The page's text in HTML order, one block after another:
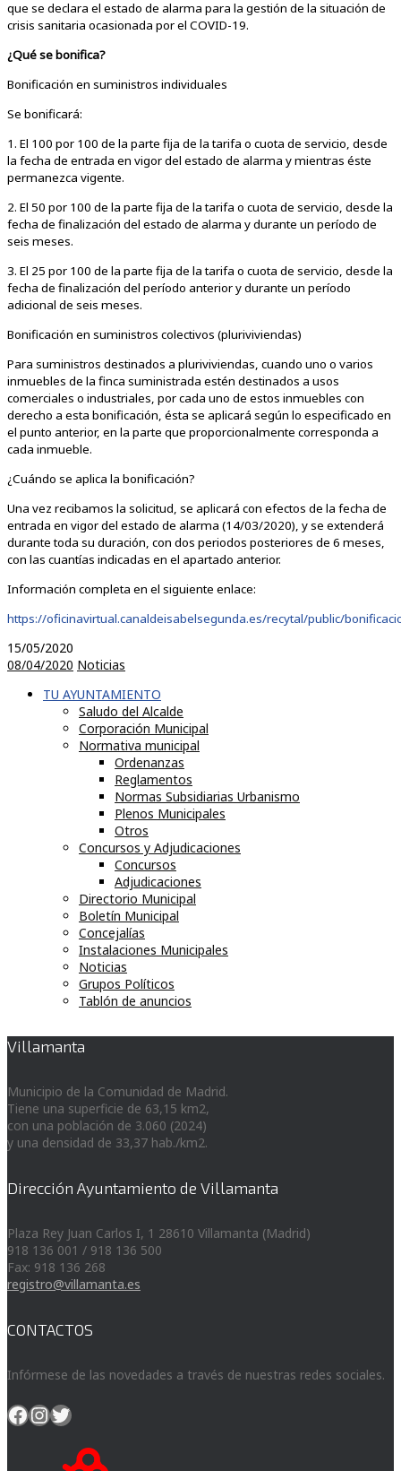
que se declara el estado de alarma para la gestión de la situación de
crisis sanitaria ocasionada por el COVID-19.
¿Qué se bonifica?
Bonificación en suministros individuales
Se bonificará:
1. El 100 por 100 de la parte fija de la tarifa o cuota de servicio, desde
la fecha de entrada en vigor del estado de alarma y mientras éste
permanezca vigente.
2. El 50 por 100 de la parte fija de la tarifa o cuota de servicio, desde la
fecha de finalización del estado de alarma y durante un período de
seis meses.
3. El 25 por 100 de la parte fija de la tarifa o cuota de servicio, desde la
fecha de finalización del período anterior y durante un período
adicional de seis meses.
Bonificación en suministros colectivos (pluriviviendas)
Para suministros destinados a pluriviviendas, cuando uno o varios
inmuebles de la finca suministrada estén destinados a usos
comerciales o industriales, por cada uno de estos inmuebles con
derecho a esta bonificación, ésta se aplicará según lo especificado en
el punto anterior, en la parte que proporcionalmente corresponda a
cada inmueble.
¿Cuándo se aplica la bonificación?
Una vez recibamos la solicitud, se aplicará con efectos de la fecha de
entrada en vigor del estado de alarma (14/03/2020), y se extenderá
durante toda su duración, con dos periodos posteriores de 6 meses,
con las cuantías indicadas en el apartado anterior.
Información completa en el siguiente enlace:
https://oficinavirtual.canaldeisabelsegunda.es/recytal/public/
15/05/2020
08/04/2020 Noticias
TU AYUNTAMIENTO
Saludo del Alcalde
Corporación Municipal
Normativa municipal
Ordenanzas
Reglamentos
Normas Subsidiarias Urbanismo
Plenos Municipales
Otros
Concursos y Adjudicaciones
Concursos
Adjudicaciones
Directorio Municipal
Boletín Municipal
Concejalías
Instalaciones Municipales
Noticias
Grupos Políticos
Tablón de anuncios
Villamanta
Municipio de la Comunidad de Madrid.
Tiene una superficie de 63,15 km2,
con una población de 3.060 (2024)
y una densidad de 33,37 hab./km2.
Dirección Ayuntamiento de Villamanta
Plaza Rey Juan Carlos I, 1 28610 Villamanta (Madrid)
918 136 001 / 918 136 500
Fax: 918 136 268
registro@villamanta.es
CONTACTOS
Infórmese de las novedades a través de nuestras redes sociales.
Facebook
Instagram
Twitter